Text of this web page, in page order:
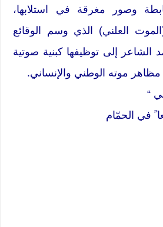
وصور مغرقة في استلابها،
العلني) الذي وسم الوقائع
الشاعر إلى توظيفها كبنية صوتية
موته الوطني والإنساني.
“
في الحمّام